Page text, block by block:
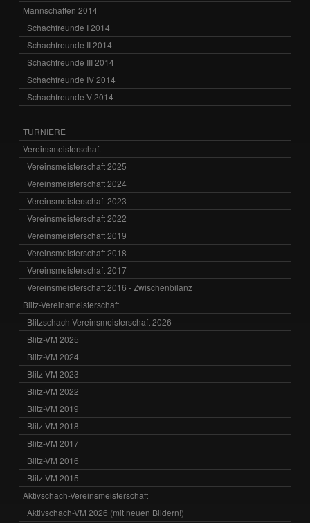
Mannschaften 2014
Schachfreunde I 2014
Schachfreunde II 2014
Schachfreunde III 2014
Schachfreunde IV 2014
Schachfreunde V 2014
TURNIERE
Vereinsmeisterschaft
Vereinsmeisterschaft 2025
Vereinsmeisterschaft 2024
Vereinsmeisterschaft 2023
Vereinsmeisterschaft 2022
Vereinsmeisterschaft 2019
Vereinsmeisterschaft 2018
Vereinsmeisterschaft 2017
Vereinsmeisterschaft 2016 - Zwischenbilanz
Blitz-Vereinsmeisterschaft
Blitzschach-Vereinsmeisterschaft 2026
Blitz-VM 2025
Blitz-VM 2024
Blitz-VM 2023
Blitz-VM 2022
Blitz-VM 2019
Blitz-VM 2018
Blitz-VM 2017
Blitz-VM 2016
Blitz-VM 2015
Aktivschach-Vereinsmeisterschaft
Aktivschach-VM 2026 (mit neuen Bildern!)